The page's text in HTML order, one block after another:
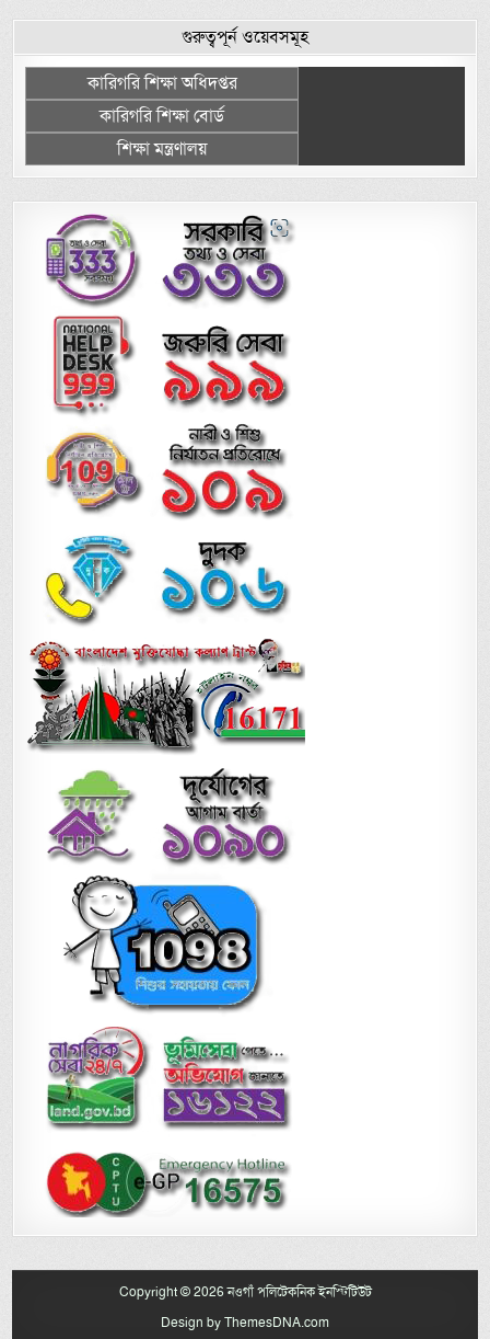
গুরুত্বপূর্ন ওয়েবসমূহ
কারিগরি শিক্ষা অধিদপ্তর
কারিগরি শিক্ষা বোর্ড
শিক্ষা মন্ত্রণালয়
Copyright © 2026 নওগাঁ পলিটেকনিক ইনস্টিটিউট
Design by ThemesDNA.com